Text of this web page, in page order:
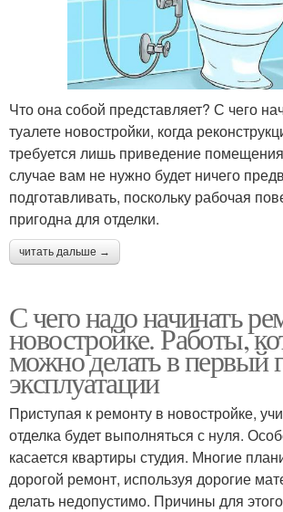
Что она собой представляет? С чего
туалете новостройки, когда
требуется лишь приведение
случае вам не нужно будет ничего
подготавливать, поскольку рабочая
пригодна для отделки.
читать дальше →
С чего надо начинать
новостройке. Работы,
можно делать в первый
эксплуатации
Приступая к ремонту в новостройке,
отделка будет выполняться с нуля.
касается квартиры студия. Многие
дорогой ремонт, используя дорогие
делать недопустимо. Причины для